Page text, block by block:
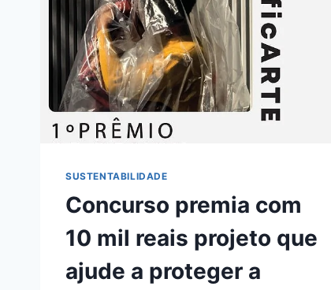
SUSTENTABILIDADE
Concurso premia com
10 mil reais projeto que
ajude a proteger a